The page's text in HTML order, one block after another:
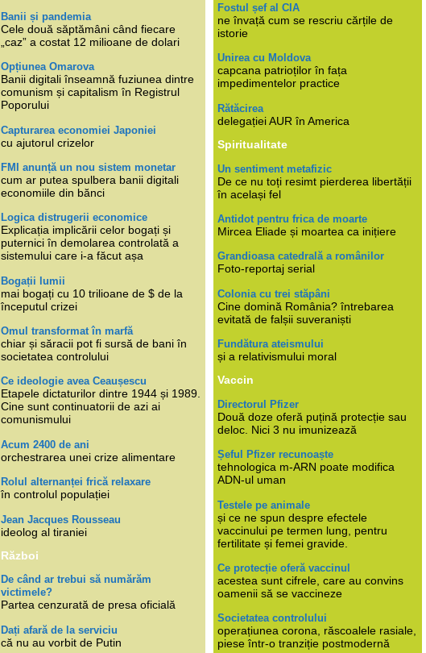
Banii și pandemia
Cele două săptămâni când fiecare
„caz” a costat 12 milioane de dolari
Opțiunea Omarova
Banii digitali înseamnă fuziunea dintre
comunism și capitalism în Registrul
Poporului
Capturarea economiei Japoniei
cu ajutorul crizelor
FMI anunță un nou sistem monetar
cum ar putea spulbera banii digitali
economiile din bănci
Logica distrugerii economice
Explicația implicării celor bogați și
puternici în demolarea controlată a
sistemului care i-a făcut așa
Bogații lumii
mai bogați cu 10 trilioane de $ de la
începutul crizei
Omul transformat în marfă
chiar și săracii pot fi sursă de bani în
societatea controlului
Ce ideologie avea Ceaușescu
Etapele dictaturilor dintre 1944 și 1989.
Cine sunt continuatorii de azi ai
comunismului
Acum 2400 de ani
orchestrarea unei crize alimentare
Rolul alternanței frică relaxare
în controlul populației
Jean Jacques Rousseau
ideolog al tiraniei
Război
De când ar trebui să numărăm
victimele?
Partea cenzurată de presa oficială
Dați afară de la serviciu
că nu au vorbit de Putin
Fostul șef al CIA
ne învață cum se rescriu cărțile de
istorie
Unirea cu Moldova
capcana patrioților în fața
impedimentelor practice
Rătăcirea
delegației AUR în America
Spiritualitate
Un sentiment metafizic
De ce nu toți resimt pierderea libertății
în același fel
Antidot pentru frica de moarte
Mircea Eliade și moartea ca inițiere
Grandioasa catedrală a românilor
Foto-reportaj serial
Colonia cu trei stăpâni
Cine domină România? întrebarea
evitată de falșii suveraniști
Fundătura ateismului
și a relativismului moral
Vaccin
Directorul Pfizer
Două doze oferă puțină protecție sau
deloc. Nici 3 nu imunizează
Șeful Pfizer recunoaște
tehnologica m-ARN poate modifica
ADN-ul uman
Testele pe animale
și ce ne spun despre efectele
vaccinului pe termen lung, pentru
fertilitate și femei gravide.
Ce protecție oferă vaccinul
acestea sunt cifrele, care au convins
oamenii să se vaccineze
Societatea controlului
operațiunea corona, răscoalele rasiale,
piese într-o tranziție postmodernă